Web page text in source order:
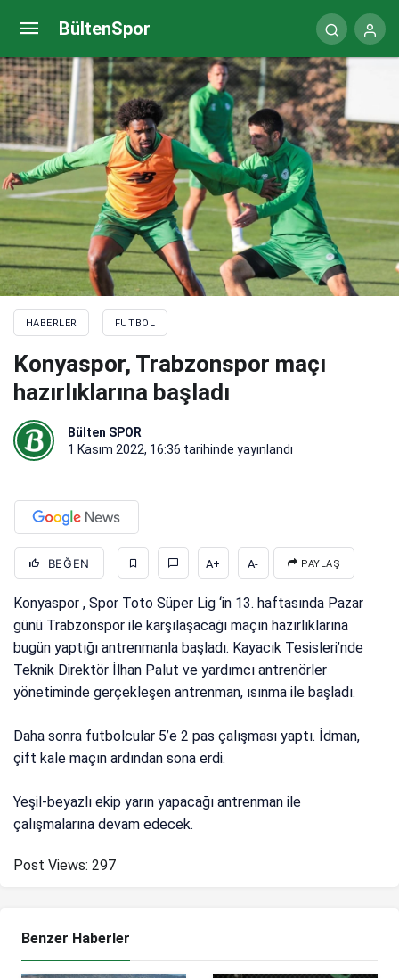
BültenSpor
HABERLER FUTBOL
Konyaspor, Trabzonspor maçı
hazırlıklarına başladı
Bülten SPOR
1 Kasım 2022, 16:36 tarihinde yayınlandı
BEĞEN A+ A- PAYLAŞ
Konyaspor , Spor Toto Süper Lig ‘in 13. haftasında Pazar
günü Trabzonspor ile karşılaşacağı maçın hazırlıklarına
bugün yaptığı antrenmanla başladı. Kayacık Tesisleri’nde
Teknik Direktör İlhan Palut ve yardımcı antrenörler
yönetiminde gerçekleşen antrenman, ısınma ile başladı.
Daha sonra futbolcular 5’e 2 pas çalışması yaptı. İdman,
çift kale maçın ardından sona erdi.
Yeşil-beyazlı ekip yarın yapacağı antrenman ile
çalışmalarına devam edecek.
Post Views: 297
Benzer Haberler
Galatasaray ve Fenerbahçe, PFDK’ya sevk edildi